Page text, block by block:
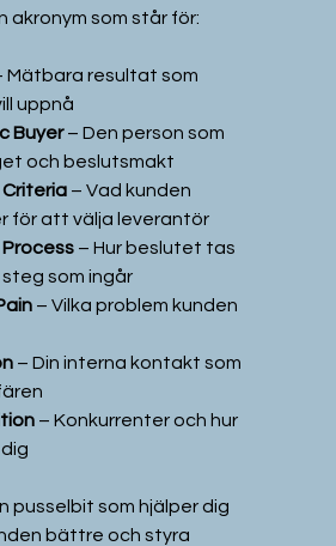
akronym som står för:
Mätbara resultat som
uppnå
Buyer – Den person som
och beslutsmakt
Criteria – Vad kunden
för att välja leverantör
– Hur beslutet tas
steg som ingår
– Vilka problem kunden
– Din interna kontakt som
– Konkurrenter och hur
pusselbit som hjälper dig
bättre och styra